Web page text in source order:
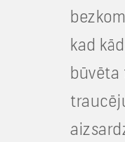
kad
būvēta